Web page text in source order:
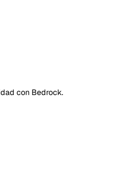
con Bedrock.